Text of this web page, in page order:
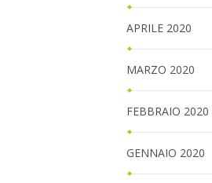
APRILE 2020
MARZO 2020
FEBBRAIO 2020
GENNAIO 2020